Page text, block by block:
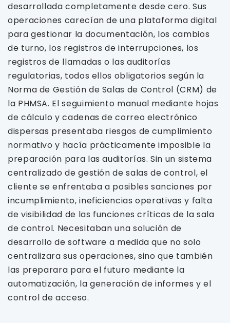
desarrollada completamente desde cero. Sus
operaciones carecían de una plataforma digital
para gestionar la documentación, los cambios
de turno, los registros de interrupciones, los
registros de llamadas o las auditorías
regulatorias, todos ellos obligatorios según la
Norma de Gestión de Salas de Control (CRM) de
la PHMSA. El seguimiento manual mediante hojas
de cálculo y cadenas de correo electrónico
dispersas presentaba riesgos de cumplimiento
normativo y hacía prácticamente imposible la
preparación para las auditorías. Sin un sistema
centralizado de gestión de salas de control, el
cliente se enfrentaba a posibles sanciones por
incumplimiento, ineficiencias operativas y falta
de visibilidad de las funciones críticas de la sala
de control. Necesitaban una solución de
desarrollo de software a medida que no solo
centralizara sus operaciones, sino que también
las preparara para el futuro mediante la
automatización, la generación de informes y el
control de acceso.